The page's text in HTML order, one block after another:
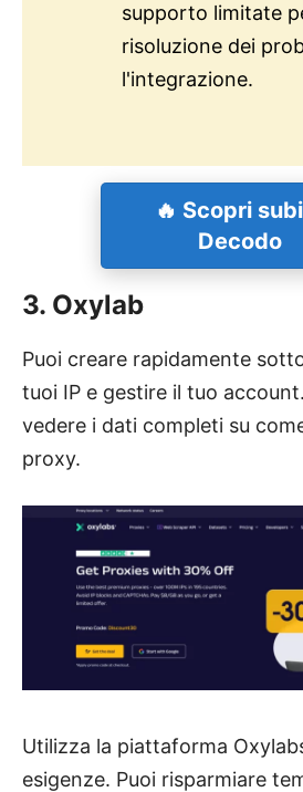
supporto limitate
risoluzione dei
l'integrazione.
🔥 Scopri
Decodo
3. Oxylab
Puoi creare rapidamente
tuoi IP e gestire il tuo
vedere i dati completi su
proxy.
Utilizza la piattaforma
esigenze. Puoi risparmiare